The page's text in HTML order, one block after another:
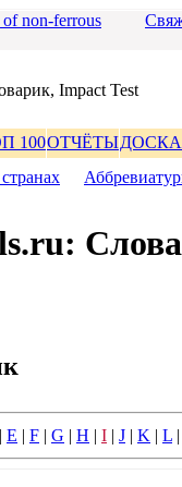
of non-ferrous
Impact Test
100ОТЧЁТЫДОСКА
| E | F | G | H | I | J | K | L